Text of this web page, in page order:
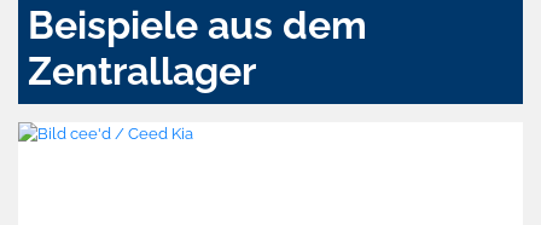
Beispiele aus dem
Zentrallager